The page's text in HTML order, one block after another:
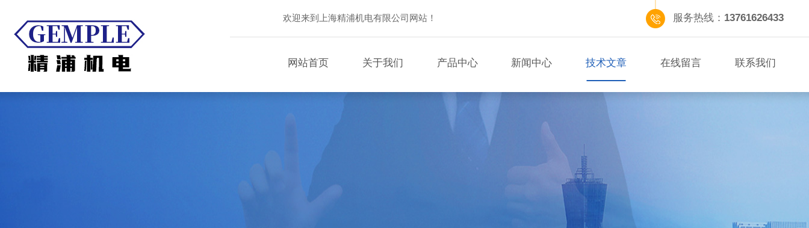
欢迎来到上海精浦机电有限公司网站！ 服务热线： 13761626433
网站首页 关于我们 产品中心 新闻中心 技术文章 在线留言 联系我们